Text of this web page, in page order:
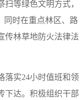
等绿色文明方式，
同时在重点林区、路
传林草地防火法律法
落实24小时值班和领
下达。积极组织干部